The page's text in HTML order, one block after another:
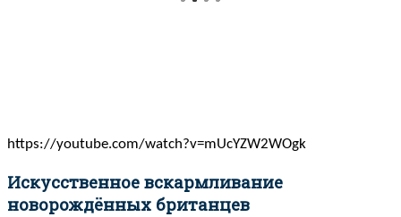
https://youtube.com/watch?v=mUcYZW2WOgk
Искусственное вскармливание
новорождённых британцев